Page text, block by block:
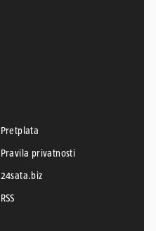
Pretplata
Pravila privatnosti
24sata.biz
RSS